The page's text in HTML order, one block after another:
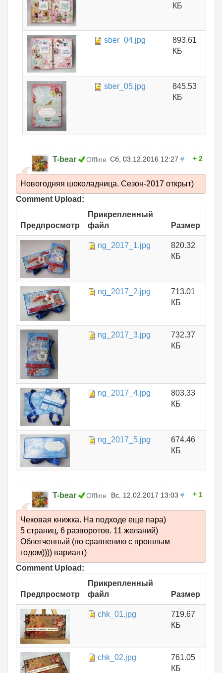
КБ
sber_04.jpg
893.61
КБ
sber_05.jpg
845.53
КБ
T-bear Offline Сб, 03.12.2016 12:27 # 2
Новогодняя шоколадница. Сезон-2017 открыт)
Comment Upload:
Предпросмотр
Прикрепленный
файл
Размер
ng_2017_1.jpg
820.32
КБ
ng_2017_2.jpg
713.01
КБ
ng_2017_3.jpg
732.37
КБ
ng_2017_4.jpg
803.33
КБ
ng_2017_5.jpg
674.46
КБ
T-bear Offline Вс, 12.02.2017 13:03 # 1
Чековая книжка. На подходе еще пара)
5 страниц, 6 разворотов. 11 желаний)
Облегченный (по сравнению с прошлым
годом)))) вариант)
Comment Upload:
Предпросмотр
Прикрепленный
файл
Размер
chk_01.jpg
719.67
КБ
chk_02.jpg
761.05
КБ